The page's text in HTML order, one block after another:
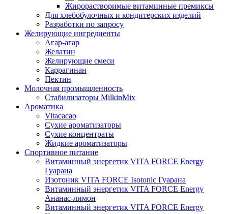
Жирорастворимые витаминные премиксы
Для хлебобулочных и кондитерских изделий
Разработки по запросу
Желирующие ингредиенты
Агар-агар
Желатин
Желирующие смеси
Каррагинан
Пектин
Молочная промышленность
Стабилизаторы MilkinMix
Ароматика
Vitacacao
Сухие ароматизаторы
Сухие концентраты
Жидкие ароматизаторы
Спортивное питание
Витаминный энергетик VITA FORCE Energy
Гуарана
Изотоник VITA FORCE Isotonic Гуарана
Витаминный энергетик VITA FORCE Energy
Ананас-лимон
Витаминный энергетик VITA FORCE Energy